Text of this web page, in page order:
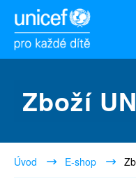
Zboží
Úvod E-shop